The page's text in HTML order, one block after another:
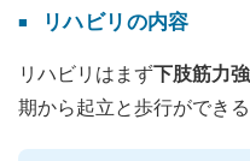
リハビリの内容
リハビリはまず下肢筋力
期から起立と歩行ができ